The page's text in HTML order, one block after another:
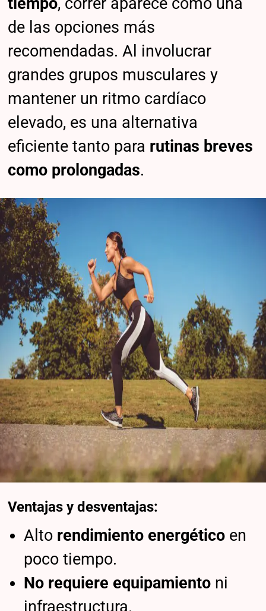
tiempo, correr aparece como una
de las opciones más
recomendadas. Al involucrar
grandes grupos musculares y
mantener un ritmo cardíaco
elevado, es una alternativa
eficiente tanto para rutinas breves
como prolongadas.
Ventajas y desventajas:
Alto rendimiento energético en
poco tiempo.
No requiere equipamiento ni
infraestructura.